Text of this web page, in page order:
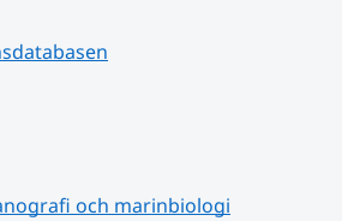
och marinbiologi